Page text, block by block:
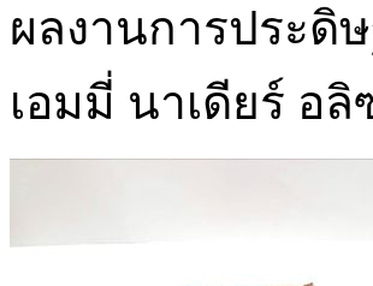
ผลงานการประดิ
เอมมี่ นาเดียร์ อลิ